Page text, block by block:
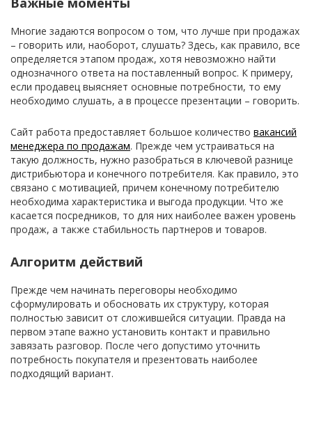
Многие задаются вопросом о том, что лучше при продажах
– говорить или, наоборот, слушать? Здесь, как правило, все
определяется этапом продаж, хотя невозможно найти
однозначного ответа на поставленный вопрос. К примеру,
если продавец выясняет основные потребности, то ему
необходимо слушать, а в процессе презентации – говорить.
Сайт работа предоставляет большое количество вакансий
менеджера по продажам. Прежде чем устраиваться на
такую должность, нужно разобраться в ключевой разнице
дистрибьютора и конечного потребителя. Как правило, это
связано с мотивацией, причем конечному потребителю
необходима характеристика и выгода продукции. Что же
касается посредников, то для них наиболее важен уровень
продаж, а также стабильность партнеров и товаров.
Алгоритм действий
Прежде чем начинать переговоры необходимо
сформулировать и обосновать их структуру, которая
полностью зависит от сложившейся ситуации. Правда на
первом этапе важно установить контакт и правильно
завязать разговор. После чего допустимо уточнить
потребность покупателя и презентовать наиболее
подходящий вариант.